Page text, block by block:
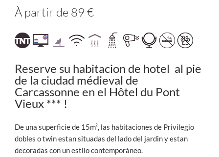
À partir de 89 €
Reserve su habitacion de hotel al pie
de la ciudad médieval de
Carcassonne en el Hôtel du Pont
Vieux *** !
De una superficie de 15m², las habitaciones de Privilegio
dobles o twin estan situadas del lado del jardin y estan
decoradas con un estilo contemporáneo.